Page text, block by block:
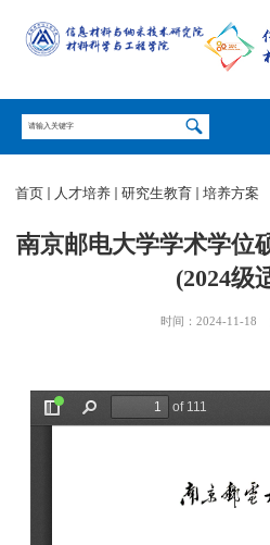
首页 人才培养 研究生教育 培养方案
南京邮电大学学术学位
(2024级
时间：2024-11-18